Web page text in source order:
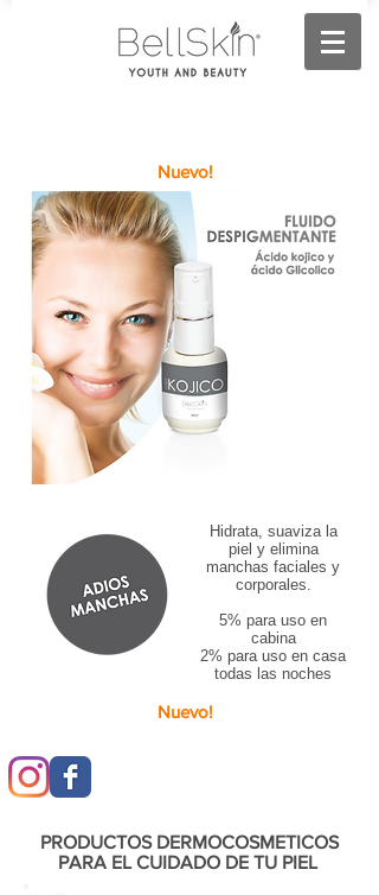
Nuevo!
Hidrata, suaviza la
piel y elimina
manchas faciales y
corporales.
5% para uso en
cabina
2% para uso en casa
todas las noches
Nuevo!
PRODUCTOS DERMOCOSMETICOS
PARA EL CUIDADO DE TU PIEL